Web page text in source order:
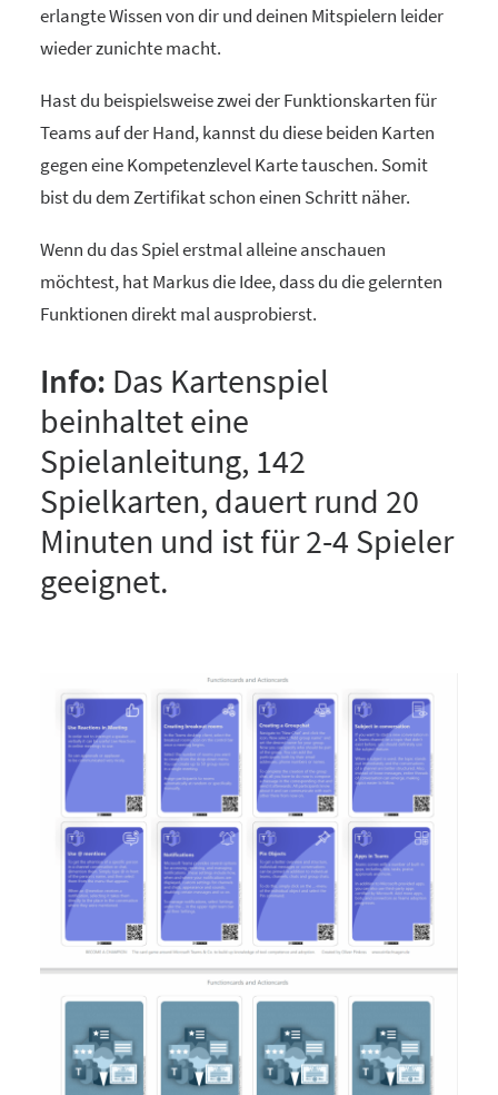
erlangte Wissen von dir und deinen Mitspielern leider
wieder zunichte macht.
Hast du beispielsweise zwei der Funktionskarten für
Teams auf der Hand, kannst du diese beiden Karten
gegen eine Kompetenzlevel Karte tauschen. Somit
bist du dem Zertifikat schon einen Schritt näher.
Wenn du das Spiel erstmal alleine anschauen
möchtest, hat Markus die Idee, dass du die gelernten
Funktionen direkt mal ausprobierst.
Info: Das Kartenspiel
beinhaltet eine
Spielanleitung, 142
Spielkarten, dauert rund 20
Minuten und ist für 2-4 Spieler
geeignet.